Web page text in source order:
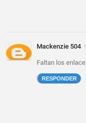
Mackenzie 504
Faltan los
RESPONDER